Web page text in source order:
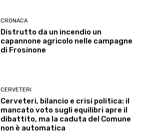
CRONACA
Distrutto da un incendio un
capannone agricolo nelle campagne
di Frosinone
CERVETERI
Cerveteri, bilancio e crisi politica: il
mancato voto sugli equilibri apre il
dibattito, ma la caduta del Comune
non è automatica